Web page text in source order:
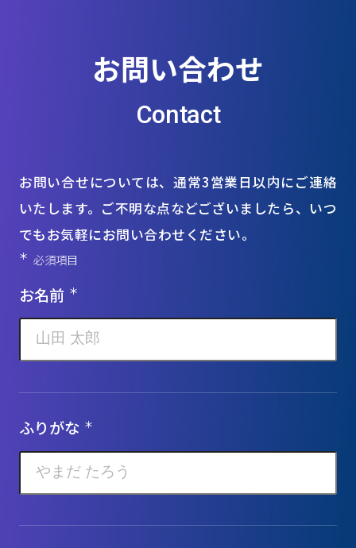
お問い合わせ
Contact
お問い合せについては、通常3営業日以内にご連絡
いたします。ご不明な点などございましたら、いつ
でもお気軽にお問い合わせください。
＊ 必須項目
お名前 ＊
ふりがな ＊